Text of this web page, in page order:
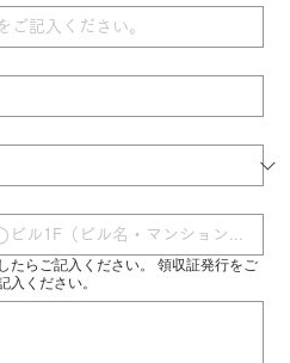
たらご記入ください。 領収証発行をご
入ください。